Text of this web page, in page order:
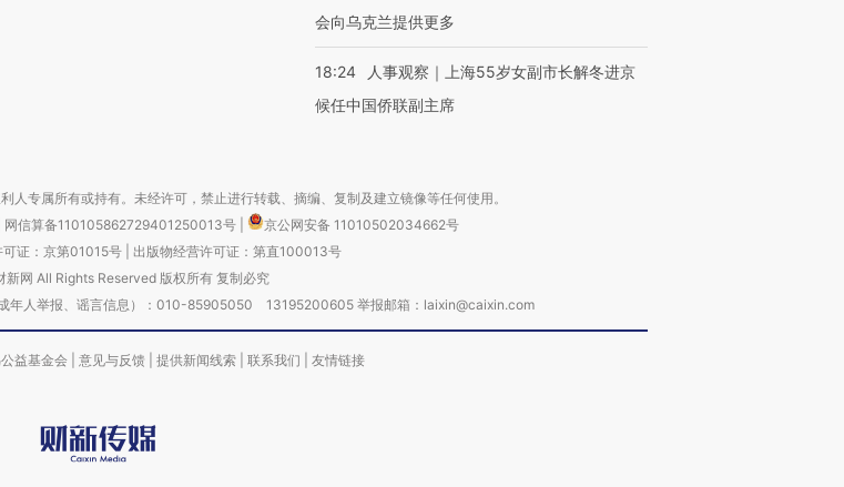
会向乌克兰提供更多
18:24
人事观察｜上海55岁女副市长解冬进京
候任中国侨联副主席
人专属所有或持有。未经许可，禁止进行转载、摘编、复制及建立镜像等任何使用。
网信算备110105862729401250013号
京公网安备 11010502034662号
证：京第01015号| 出版物经营许可证：第直100013号
网 All Rights Reserved 版权所有 复制必究
年人举报、谣言信息）：010-85905050 13195200605 举报邮箱：laixin@caixin.com
益基金会 意见与反馈 提供新闻线索 联系我们 友情链接